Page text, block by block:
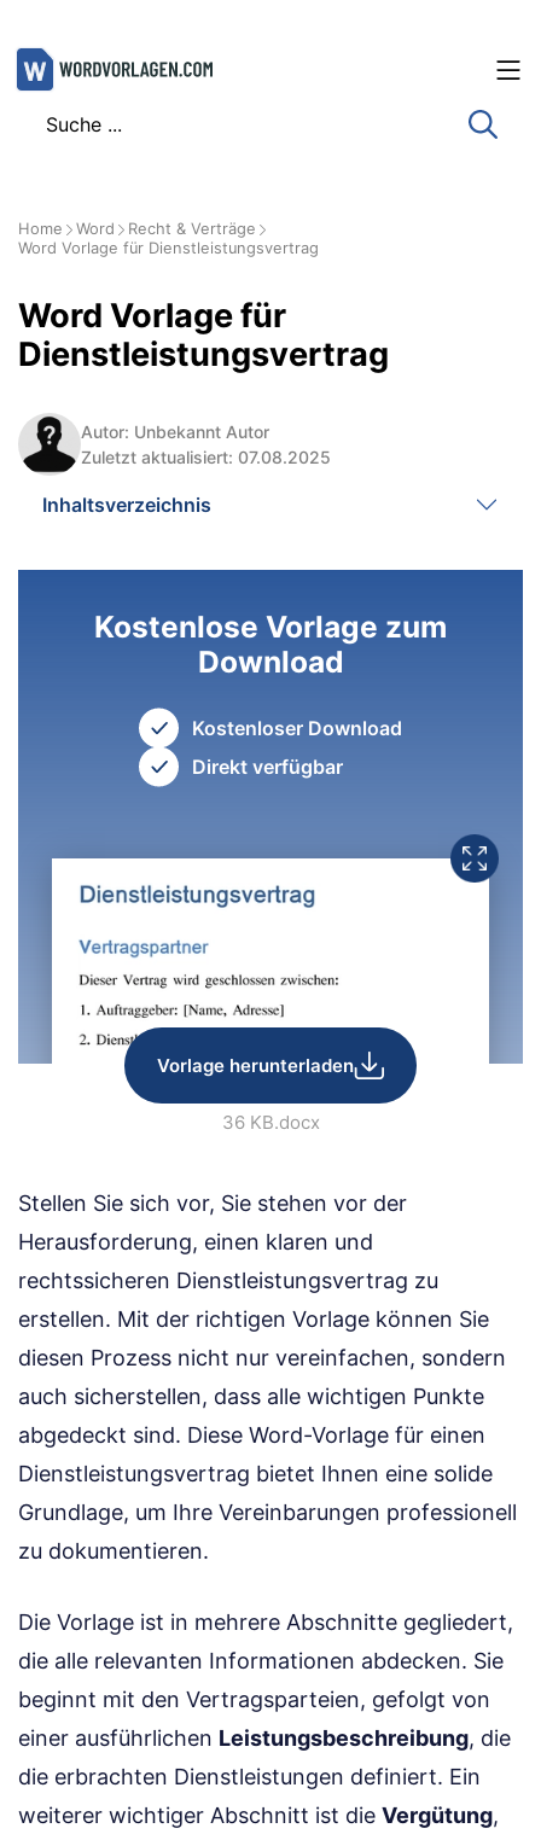
Zum
Inhalt
Home Word
Recht & Verträge
Word Vorlage für Dienstleistungsvertrag
Word Vorlage für
Dienstleistungsvertrag
Autor: Unbekannt Autor
Zuletzt aktualisiert: 07.08.2025
Inhaltsverzeichnis
Kostenlose Vorlage zum
Download
Kostenloser Download
Direkt verfügbar
Vorlage herunterladen
36 KB.docx
Stellen Sie sich vor, Sie stehen vor der
Herausforderung, einen klaren und
rechtssicheren Dienstleistungsvertrag zu
erstellen. Mit der richtigen Vorlage können Sie
diesen Prozess nicht nur vereinfachen, sondern
auch sicherstellen, dass alle wichtigen Punkte
abgedeckt sind. Diese Word-Vorlage für einen
Dienstleistungsvertrag bietet Ihnen eine solide
Grundlage, um Ihre Vereinbarungen professionell
zu dokumentieren.
Die Vorlage ist in mehrere Abschnitte gegliedert,
die alle relevanten Informationen abdecken. Sie
beginnt mit den Vertragsparteien, gefolgt von
einer ausführlichen Leistungsbeschreibung, die
die erbrachten Dienstleistungen definiert. Ein
weiterer wichtiger Abschnitt ist die Vergütung,